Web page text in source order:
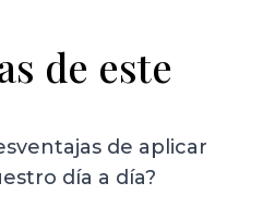
de este
de aplicar
día a día?